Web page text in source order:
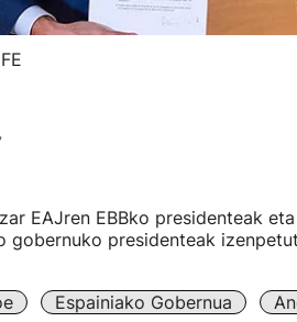
EAJren EBBko presidenteak
gobernuko presidenteak
Espainiako Gobernua